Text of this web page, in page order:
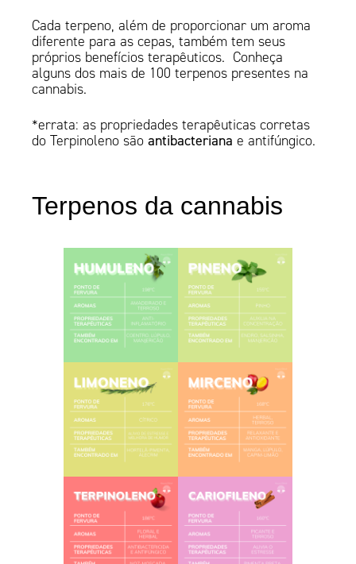
Cada terpeno, além de proporcionar um aroma
diferente para as cepas, também tem seus
próprios benefícios terapêuticos. Conheça
alguns dos mais de 100 terpenos presentes na
cannabis.
*errata: as propriedades terapêuticas corretas
do Terpinoleno sãoantibacteriana e antifúngico.
Terpenos da cannabis